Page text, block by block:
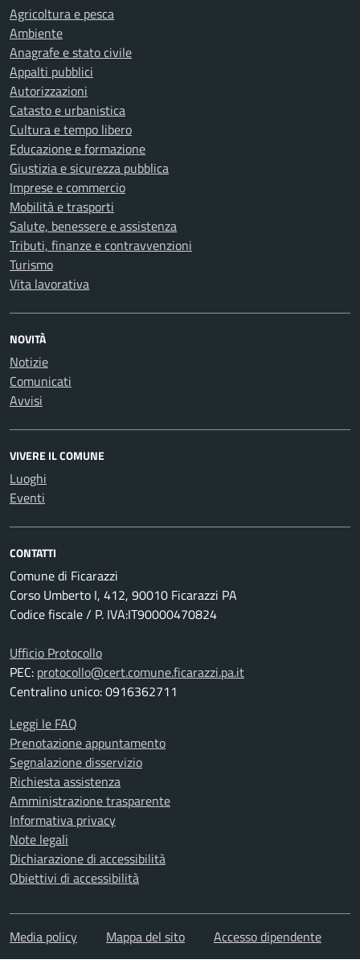
Agricoltura e pesca
Ambiente
Anagrafe e stato civile
Appalti pubblici
Autorizzazioni
Catasto e urbanistica
Cultura e tempo libero
Educazione e formazione
Giustizia e sicurezza pubblica
Imprese e commercio
Mobilità e trasporti
Salute, benessere e assistenza
Tributi, finanze e contravvenzioni
Turismo
Vita lavorativa
NOVITÀ
Notizie
Comunicati
Avvisi
VIVERE IL COMUNE
Luoghi
Eventi
CONTATTI
Comune di Ficarazzi
Corso Umberto I, 412, 90010 Ficarazzi PA
Codice fiscale / P. IVA:IT90000470824
Ufficio Protocollo
PEC: protocollo@cert.comune.ficarazzi.pa.it
Centralino unico: 0916362711
Leggi le FAQ
Prenotazione appuntamento
Segnalazione disservizio
Richiesta assistenza
Amministrazione trasparente
Informativa privacy
Note legali
Dichiarazione di accessibilità
Obiettivi di accessibilità
Media policy Mappa del sito Accesso dipendente